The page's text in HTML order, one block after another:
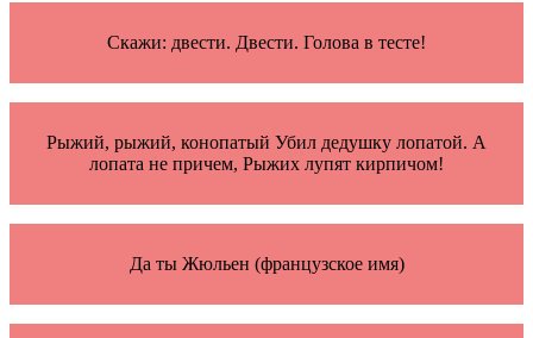
Скажи: двести. Двести. Голова в тесте!
Рыжий, рыжий, конопатый Убил дедушку лопатой. А
лопата не причем, Рыжих лупят кирпичом!
Да ты Жюльен (французское имя)